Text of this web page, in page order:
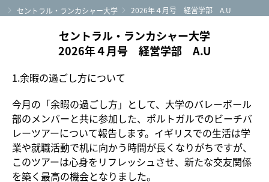
セントラル・ランカシャー大学
2026年４月号 経営学部 A.U
セントラル・ランカシャー大学
2026年４月号 経営学部 A.U
1.余暇の過ごし方について
今月の「余暇の過ごし方」として、大学のバレーボール
部のメンバーと共に参加した、ポルトガルでのビーチバ
レーツアーについて報告します。イギリスでの生活は学
業や就職活動で机に向かう時間が長くなりがちですが、
このツアーは心身をリフレッシュさせ、新たな交友関係
を築く最高の機会となりました。